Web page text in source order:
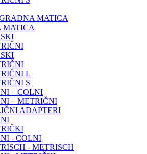
MATICA
MATICA
L
S
– COLNI
– METRIČNI
ADAPTERI
- COLNI
- METRISCH